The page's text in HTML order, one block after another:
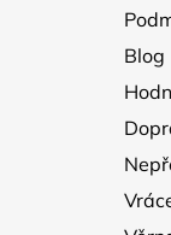
Blog